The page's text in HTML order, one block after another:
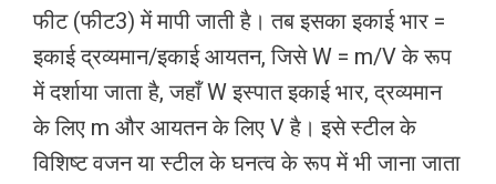
फीट (फीट3) में मापी जाती है। तब इसका इकाई भार =
इकाई द्रव्यमान/इकाई आयतन, जिसे W = m/V के रूप
में दर्शाया जाता है, जहाँ W इस्पात इकाई भार, द्रव्यमान
के लिए m और आयतन के लिए V है। इसे स्टील के
विशिष्ट वजन या स्टील के घनत्व के रूप में भी जाना जाता